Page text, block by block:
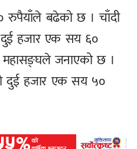
रुपैयाँले बढेको छ । चाँदी
दुई हजार एक सय ६०
महासङ्घले जनाएको छ ।
दुई हजार एक सय ५०